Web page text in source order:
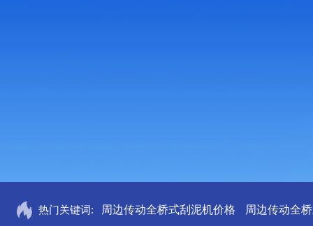
热门关键词: 周边传动全桥式刮泥机价格 周边传动全